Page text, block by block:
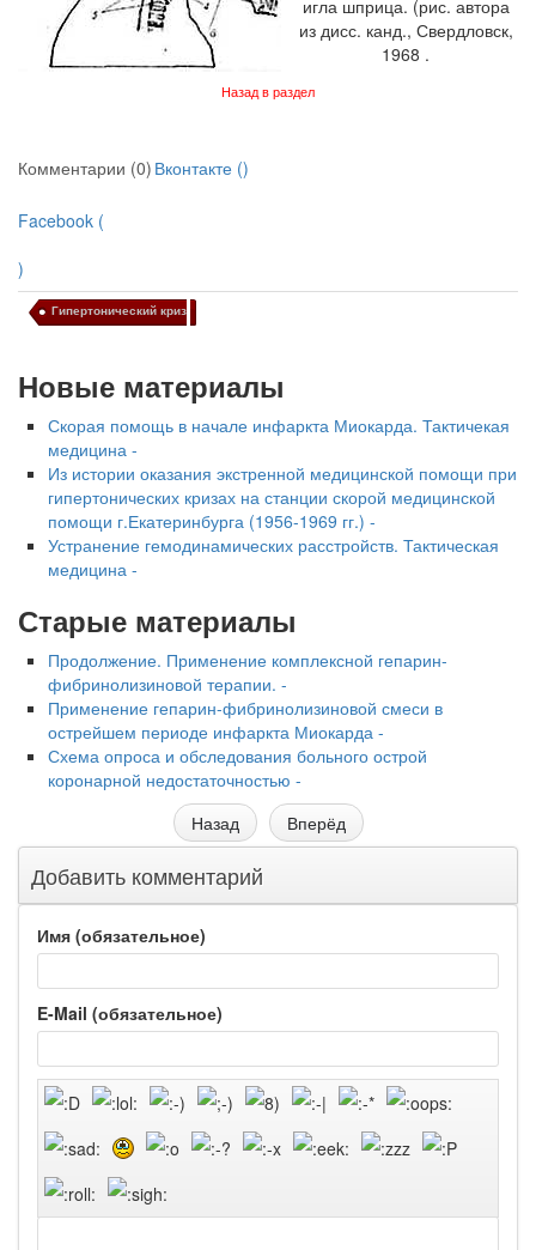
игла шприца. (рис. автора
из дисс. канд., Свердловск,
1968 .
Назад в раздел
Комментарии (0) Вконтакте ()
Facebook (
)
Гипертонический криз
Новые материалы
Скорая помощь в начале инфаркта Миокарда. Тактичекая
медицина -
Из истории оказания экстренной медицинской помощи при
гипертонических кризах на станции скорой медицинской
помощи г.Екатеринбурга (1956-1969 гг.) -
Устранение гемодинамических расстройств. Тактическая
медицина -
Старые материалы
Продолжение. Применение комплексной гепарин-
фибринолизиновой терапии. -
Применение гепарин-фибринолизиновой смеси в
острейшем периоде инфаркта Миокарда -
Схема опроса и обследования больного острой
коронарной недостаточностью -
Назад
Вперёд
Добавить комментарий
Имя (обязательное)
E-Mail (обязательное)